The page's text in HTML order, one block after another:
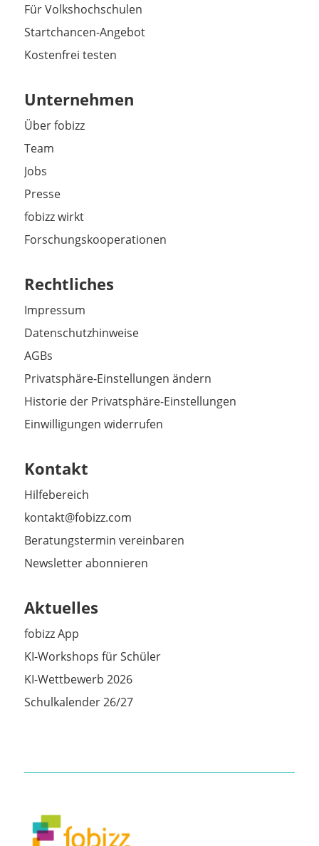
Für Volkshochschulen
Startchancen-Angebot
Kostenfrei testen
Unternehmen
Über fobizz
Team
Jobs
Presse
fobizz wirkt
Forschungskooperationen
Rechtliches
Impressum
Datenschutzhinweise
AGBs
Privatsphäre-Einstellungen ändern
Historie der Privatsphäre-Einstellungen
Einwilligungen widerrufen
Kontakt
Hilfebereich
kontakt@fobizz.com
Beratungstermin vereinbaren
Newsletter abonnieren
Aktuelles
fobizz App
KI-Workshops für Schüler
KI-Wettbewerb 2026
Schulkalender 26/27